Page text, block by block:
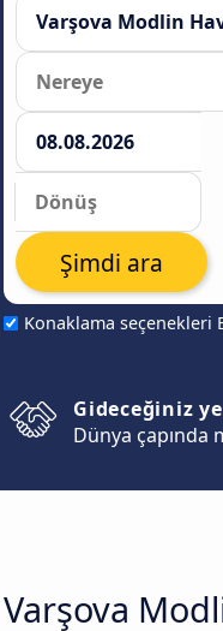
Konaklama seçenekleri
Şimdi ara
Gideceğiniz
Dünya çapında
Varşova